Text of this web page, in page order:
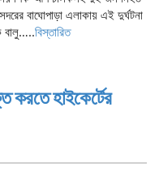
বাঘোপাড়া এলাকায় এই দুর্ঘটনা
বালু…..বিস্তারিত
হাইকের্টের